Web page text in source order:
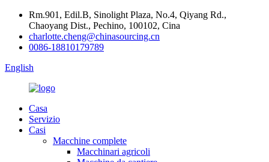
Rm.901, Edil.B, Sinolight Plaza, No.4, Qiyang Rd.,
Chaoyang Dist., Pechino, 100102, Cina
charlotte.cheng@chinasourcing.cn
0086-18810179789
English
Casa
Servizio
Casi
Macchine complete
Macchinari agricoli